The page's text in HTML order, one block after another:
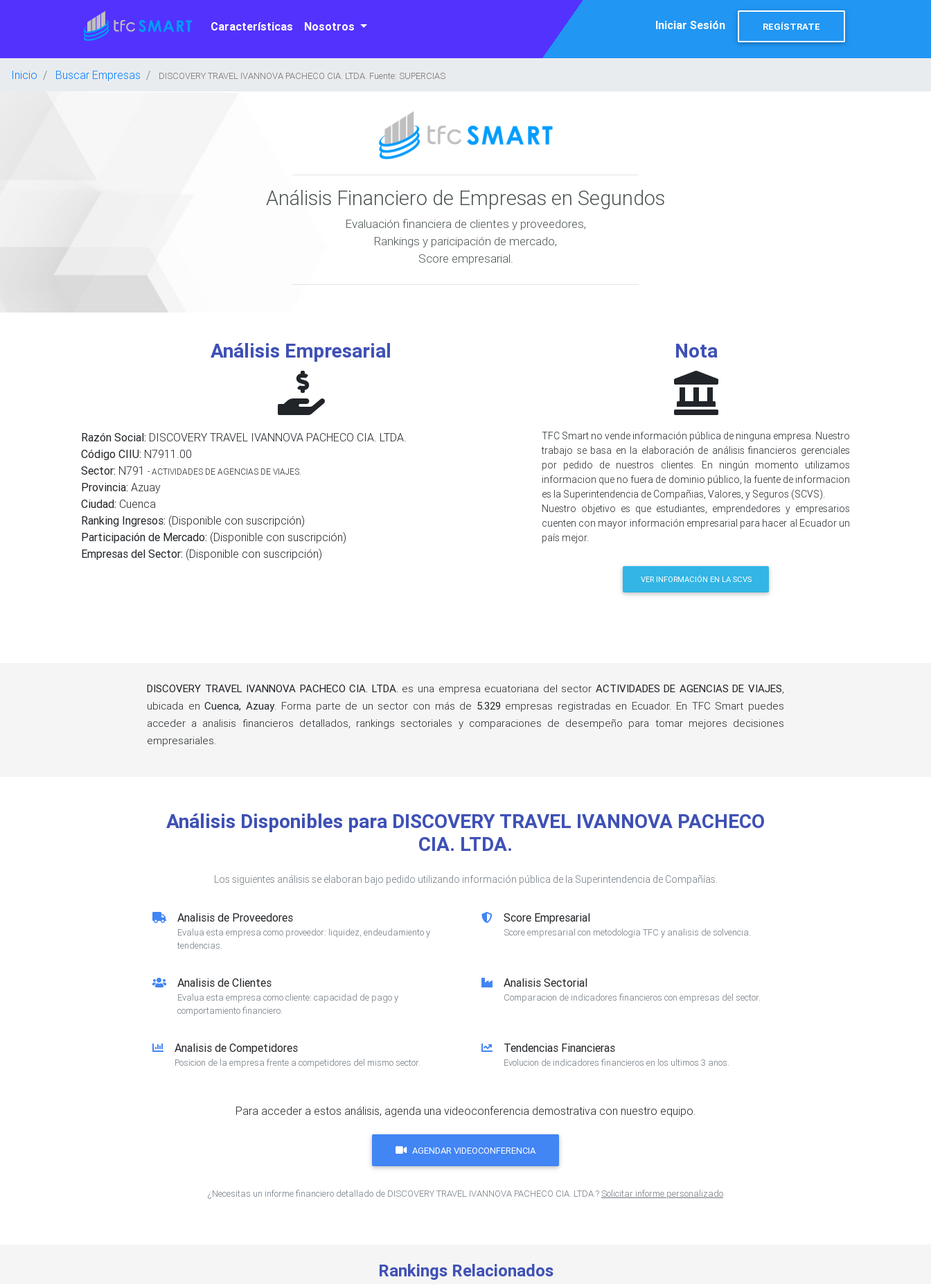
Características Nosotros Iniciar Sesión REGÍSTRATE
Inicio Buscar Empresas DISCOVERY TRAVEL IVANNOVA PACHECO CIA. LTDA. Fuente: SUPERCIAS
Análisis Financiero de Empresas en Segundos
Evaluación financiera de clientes y proveedores,
Rankings y paricipación de mercado,
Score empresarial.
Análisis Empresarial
Razón Social: DISCOVERY TRAVEL IVANNOVA PACHECO CIA. LTDA.
Código CIIU: N7911.00
Sector: N791 - ACTIVIDADES DE AGENCIAS DE VIAJES.
Provincia: Azuay
Ciudad: Cuenca
Ranking Ingresos: (Disponible con suscripción)
Participación de Mercado: (Disponible con suscripción)
Empresas del Sector: (Disponible con suscripción)
Nota
TFC Smart no vende información pública de ninguna empresa. Nuestro
trabajo se basa en la elaboración de análisis financieros gerenciales
por pedido de nuestros clientes. En ningún momento utilizamos
informacion que no fuera de dominio público, la fuente de informacion
es la Superintendencia de Compañias, Valores, y Seguros (SCVS).
Nuestro objetivo es que estudiantes, emprendedores y empresarios
cuenten con mayor información empresarial para hacer al Ecuador un
país mejor.
VER INFORMACIÓN EN LA SCVS
DISCOVERY TRAVEL IVANNOVA PACHECO CIA. LTDA. es una empresa ecuatoriana del sector ACTIVIDADES DE AGENCIAS DE VIAJES,
ubicada enCuenca, Azuay. Forma parte de un sector con más de 5.329 empresas registradas en Ecuador. En TFC Smart puedes
acceder a analisis financieros detallados, rankings sectoriales y comparaciones de desempeño para tomar mejores decisiones
empresariales.
Análisis Disponibles para DISCOVERY TRAVEL IVANNOVA PACHECO
CIA. LTDA.
Los siguientes análisis se elaboran bajo pedido utilizando información pública de la Superintendencia de Compañías.
Analisis de Proveedores
Evalua esta empresa como proveedor: liquidez, endeudamiento y
tendencias.
Score Empresarial
Score empresarial con metodologia TFC y analisis de solvencia.
Analisis de Clientes
Evalua esta empresa como cliente: capacidad de pago y
comportamiento financiero.
Analisis Sectorial
Comparacion de indicadores financieros con empresas del sector.
Analisis de Competidores
Posicion de la empresa frente a competidores del mismo sector.
Tendencias Financieras
Evolucion de indicadores financieros en los ultimos 3 anos.
Para acceder a estos análisis, agenda una videoconferencia demostrativa con nuestro equipo.
AGENDAR VIDEOCONFERENCIA
¿Necesitas un informe financiero detallado de DISCOVERY TRAVEL IVANNOVA PACHECO CIA. LTDA.? Solicitar informe personalizado
Rankings Relacionados